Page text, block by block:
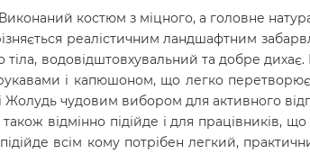
костюм з міцного, а головне
реалістичним ландшафтним
водовідштовхувальний та добре
і капюшоном, що легко
Жолудь чудовим вибором для активного
відмінно підійде і для працівників,
всім кому потрібен легкий,